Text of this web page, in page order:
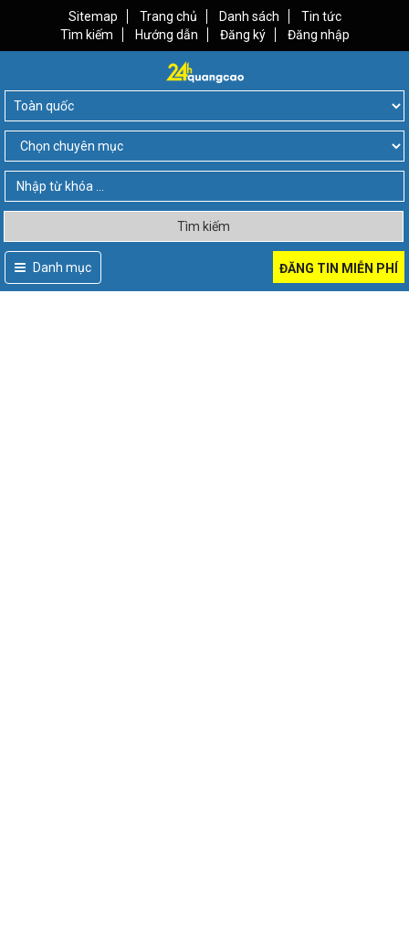
Sitemap Trang chủ Danh sách
Tin tức
Tìm kiếm
Hướng dẫn Đăng ký Đăng nhập
Tìm kiếm
Danh mục ĐĂNG TIN MIỄN PHÍ